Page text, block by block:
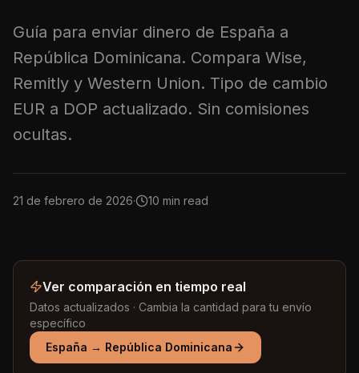
Guía para enviar dinero de España a
República Dominicana. Compara Wise,
Remitly y Western Union. Tipo de cambio
EUR a DOP actualizado. Sin comisiones
ocultas.
21 de febrero de 2026· 10 min read
Ver comparación en tiempo real
Datos actualizados · Cambia la cantidad para tu envío
específico
España → República Dominicana